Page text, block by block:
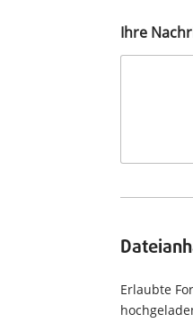
Ihre
Erlaubte